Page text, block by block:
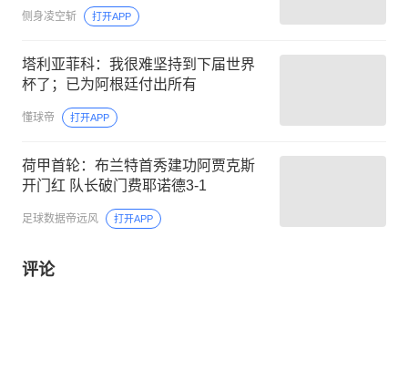
侧身凌空斩 打开APP
塔利亚菲科：我很难坚持到下届世界
杯了；已为阿根廷付出所有
懂球帝 打开APP
荷甲首轮：布兰特首秀建功阿贾克斯
开门红 队长破门费耶诺德3-1
足球数据帝远风 打开APP
评论